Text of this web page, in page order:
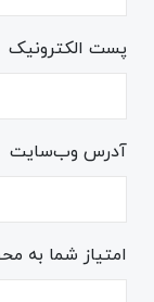
پست الکترونیک
آدرس وب‌سایت
امتیاز شما به